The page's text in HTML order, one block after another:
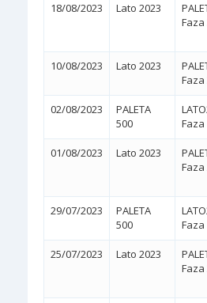
18/08/2023 Lato 2023
Faza
10/08/2023 Lato 2023
Faza
02/08/2023
PALETA
500
Faza
01/08/2023 Lato 2023
Faza
29/07/2023
PALETA
500
Faza
25/07/2023 Lato 2023
Faza